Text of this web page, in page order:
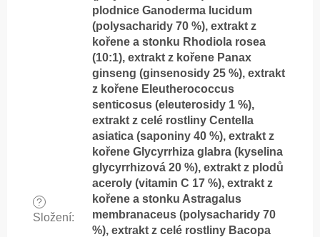
?
Složení:
plodnice Ganoderma lucidum
(polysacharidy 70 %), extrakt z
kořene a stonku Rhodiola rosea
(10:1), extrakt z kořene Panax
ginseng (ginsenosidy 25 %), extrakt
z kořene Eleutherococcus
senticosus (eleuterosidy 1 %),
extrakt z celé rostliny Centella
asiatica (saponiny 40 %), extrakt z
kořene Glycyrrhiza glabra (kyselina
glycyrrhizová 20 %), extrakt z plodů
aceroly (vitamin C 17 %), extrakt z
kořene a stonku Astragalus
membranaceus (polysacharidy 70
%), extrakt z celé rostliny Bacopa